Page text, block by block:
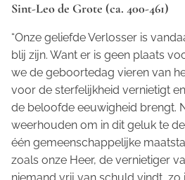
Sint-Leo de Grote (ca. 400-461)
“Onze geliefde Verlosser is
blij zijn. Want er is geen plaats
we de geboortedag vieren van
voor de sterfelijkheid vernietigt
de beloofde eeuwigheid brengt.
weerhouden om in dit geluk te
één gemeenschappelijke
zoals onze Heer, de vernietiger